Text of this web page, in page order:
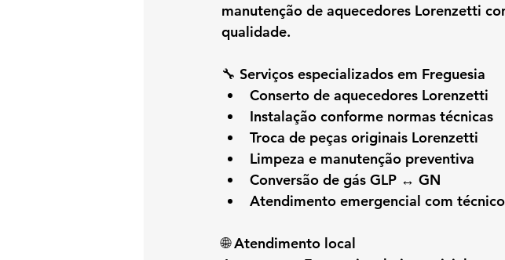
manutenção de aquecedores Lorenzetti
qualidade.
🔧 Serviços especializados em Freguesia
Conserto de aquecedores Lorenzetti
Instalação conforme normas técnicas
Troca de peças originais Lorenzetti
Limpeza e manutenção preventiva
Conversão de gás GLP ↔ GN
Atendimento emergencial com
🌐 Atendimento local